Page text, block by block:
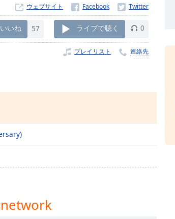
ウェブサイト
いいね 57 ライブで聴く 0
プレイリスト 連絡先